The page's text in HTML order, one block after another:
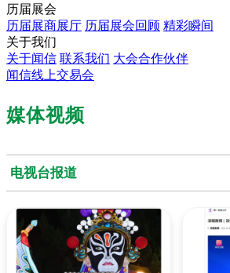
历届展会
历届展商展厅 历届展会回顾 精彩瞬间
关于我们
关于闻信 联系我们 大会合作伙伴
闻信线上交易会
媒体视频
电视台报道